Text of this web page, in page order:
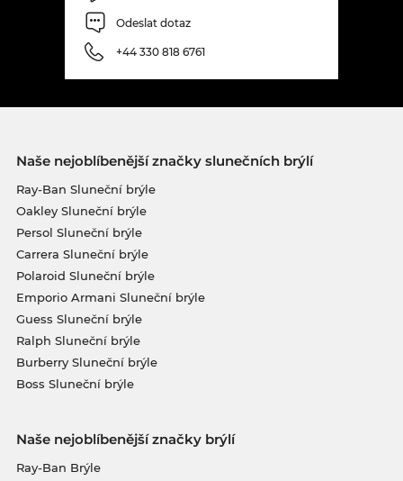
Odeslat dotaz
+44 330 818 6761
Naše nejoblíbenější značky slunečních brýlí
Ray-Ban Sluneční brýle
Oakley Sluneční brýle
Persol Sluneční brýle
Carrera Sluneční brýle
Polaroid Sluneční brýle
Emporio Armani Sluneční brýle
Guess Sluneční brýle
Ralph Sluneční brýle
Burberry Sluneční brýle
Boss Sluneční brýle
Naše nejoblíbenější značky brýlí
Ray-Ban Brýle